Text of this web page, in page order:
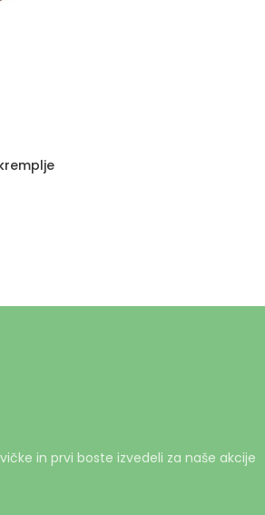
in prvi boste izvedeli za naše akcije